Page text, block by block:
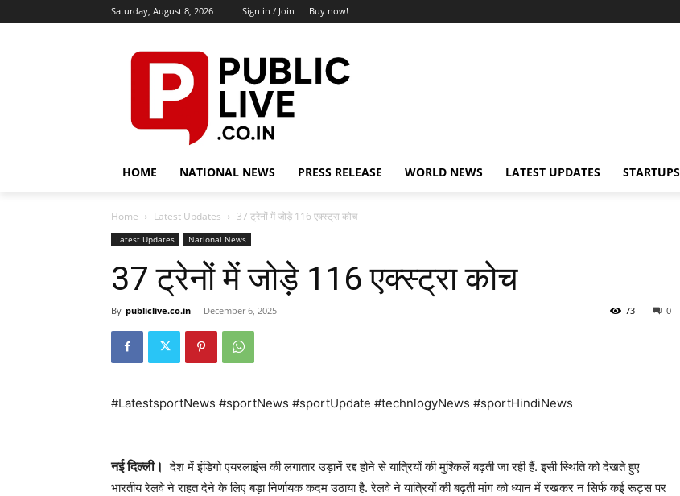
Saturday, August 8, 2026 Sign in / Join Buy now!
HOME NATIONAL NEWS PRESS RELEASE WORLD NEWS LATEST UPDATES STARTUPS
Home Latest Updates 37 ट्रेनों में जोड़े 116 एक्स्ट्रा कोच
Latest Updates National News
37 ट्रेनों में जोड़े 116 एक्स्ट्रा कोच
By publiclive.co.in - December 6, 2025 0
73
#LatestsportNews #sportNews #sportUpdate #technlogyNews #sportHindiNews
नई दिल्ली। देश में इंडिगो एयरलाइंस की लगातार उड़ानें रद्द होने से यात्रियों की मुश्किलें बढ़ती जा रही हैं. इसी स्थिति को देखते हुए
भारतीय रेलवे ने राहत देने के लिए बड़ा निर्णायक कदम उठाया है. रेलवे ने यात्रियों की बढ़ती मांग को ध्यान में रखकर न सिर्फ कई रूट्स पर